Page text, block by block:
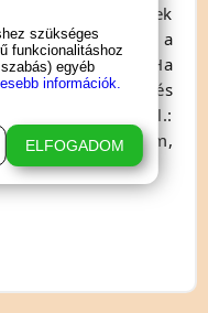
Gyermekek
lásd a
helyen tartandó! Ha
ki! Importálja és
út 038/2, Tel.:
szükséges
funkcionalitáshoz
egyéb
információk.
ELFOGADOM